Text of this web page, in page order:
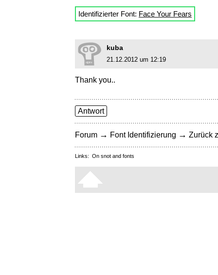
Identifizierter Font: Face Your Fears
kuba
21.12.2012 um 12:19
Thank you..
Antwort
Forum → Font Identifizierung → Zurück
Links: On snot and fonts